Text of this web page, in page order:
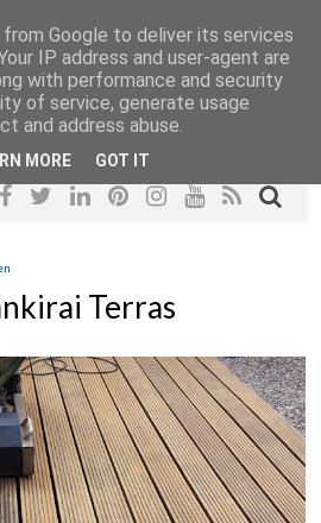
Terras
Google to deliver its services
IP address and user-agent are
with performance and security
of service, generate usage
and address abuse.
MORE GOT IT